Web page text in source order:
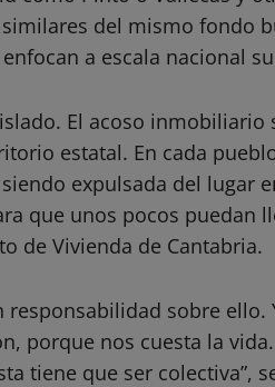
del mismo fondo
a escala nacional
El acoso
estatal. En cada
expulsada del lugar
que unos pocos puedan
de Vivienda de Cantabria.
responsabilidad sobre
porque nos cuesta la
tiene que ser colectiva”,